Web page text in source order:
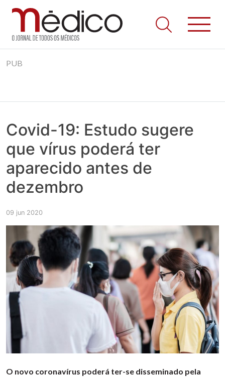
to
Jornal Médico
Médico – O Jornal de Todos os Médicos. Onde as notícias
realmente contam! Tudo o que se passa na Saúde!
PUB
Covid-19: Estudo sugere
que vírus poderá ter
aparecido antes de
dezembro
09 jun 2020
O novo coronavírus poderá ter-se disseminado pela